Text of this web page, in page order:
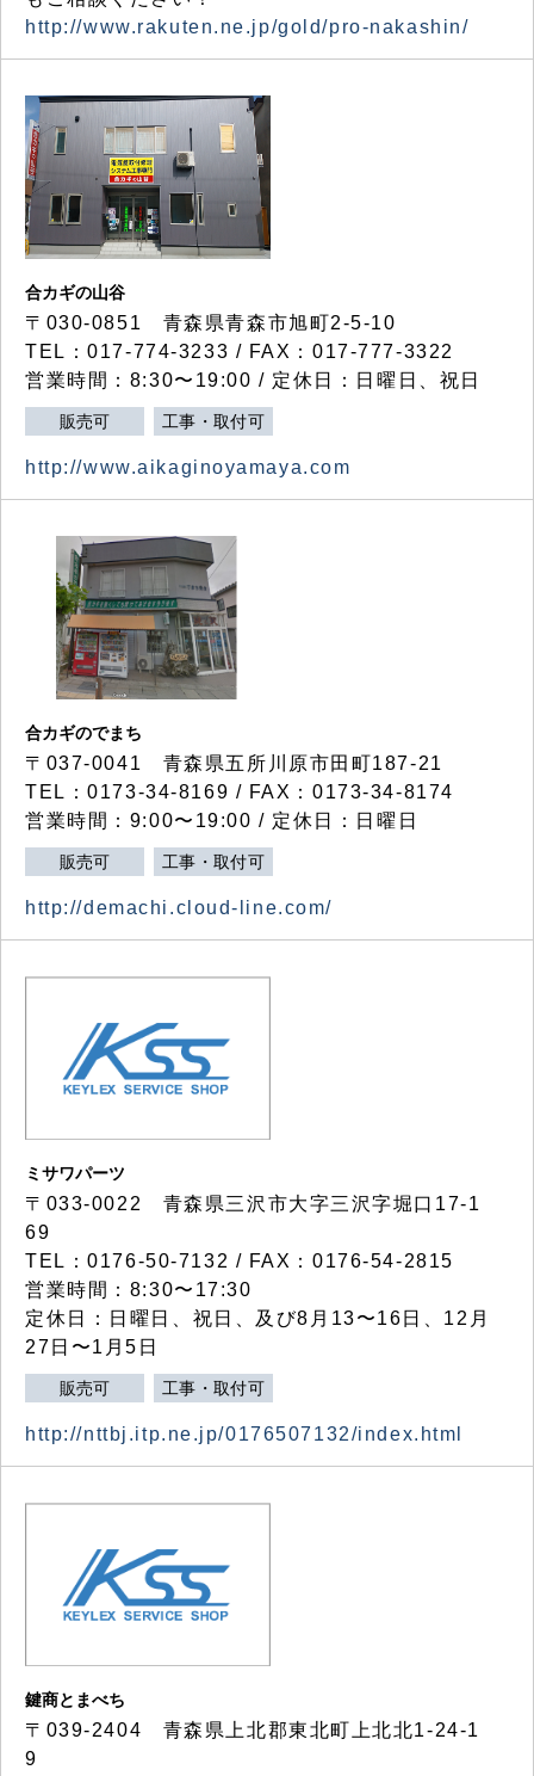
http://www.rakuten.ne.jp/gold/pro-nakashin/
合カギの山谷
〒030-0851 青森県青森市旭町2-5-10
TEL：017-774-3233 / FAX：017-777-3322
営業時間：8:30〜19:00 / 定休日：日曜日、祝日
販売可 工事・取付可
http://www.aikaginoyamaya.com
合カギのでまち
〒037-0041 青森県五所川原市田町187-21
TEL：0173-34-8169 / FAX：0173-34-8174
営業時間：9:00〜19:00 / 定休日：日曜日
販売可 工事・取付可
http://demachi.cloud-line.com/
ミサワパーツ
〒033-0022 青森県三沢市大字三沢字堀口17-1
69
TEL：0176-50-7132 / FAX：0176-54-2815
営業時間：8:30〜17:30
定休日：日曜日、祝日、及び8月13〜16日、12月
27日〜1月5日
販売可 工事・取付可
http://nttbj.itp.ne.jp/0176507132/index.html
鍵商とまべち
〒039-2404 青森県上北郡東北町上北北1-24-1
9